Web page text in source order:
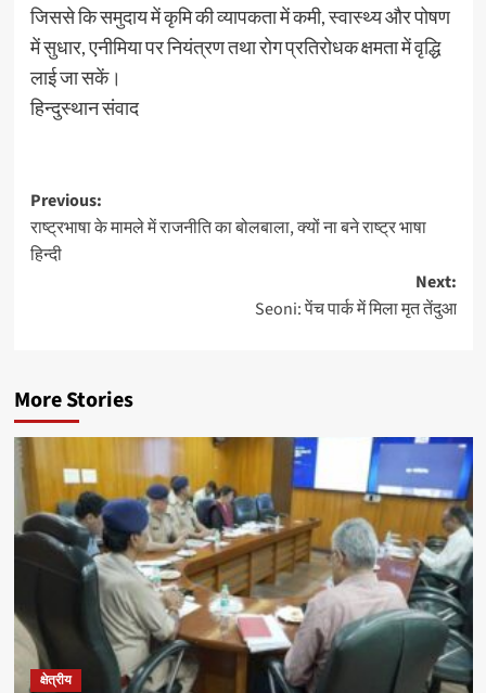
जिससे कि समुदाय में कृमि की व्यापकता में कमी, स्वास्थ्य और पोषण
में सुधार, एनीमिया पर नियंत्रण तथा रोग प्रतिरोधक क्षमता में वृद्धि
लाई जा सकें।
हिन्दुस्थान संवाद
Post
navigation
Previous:
राष्ट्रभाषा के मामले में राजनीति का बोलबाला, क्यों ना बने राष्ट्र भाषा
हिन्दी
Next:
Seoni: पेंच पार्क में मिला मृत तेंदुआ
More Stories
क्षेत्रीय